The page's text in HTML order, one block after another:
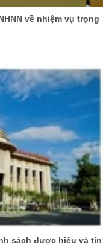
về nhiệm vụ trọng
sách được hiểu và tin